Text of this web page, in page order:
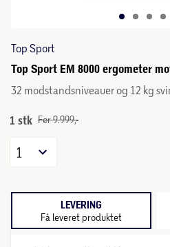
Top Sport
Top Sport EM 8000 ergometer
32 modstandsniveauer og 12 kg
1 stk Før 9.999,-
1
LEVERING
Få leveret produktet